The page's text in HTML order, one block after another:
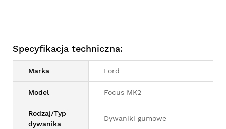
Specyfikacja techniczna:
Marka Ford
Model Focus MK2
Rodzaj/Typ
dywanika
Dywaniki gumowe